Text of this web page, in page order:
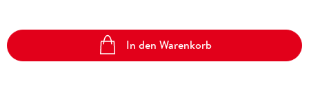
In den Warenkorb